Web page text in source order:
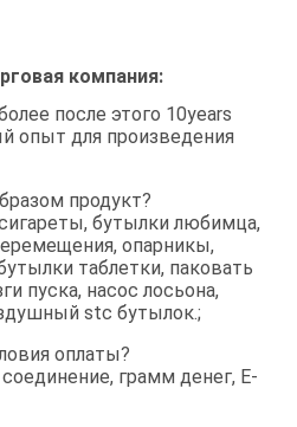
компания:
после этого 10years
опыт для произведения
продукт?
бутылки любимца,
опарникы,
таблетки, паковать
пуска, насос лосьона,
stc бутылок.;
оплаты?
грамм денег, E-